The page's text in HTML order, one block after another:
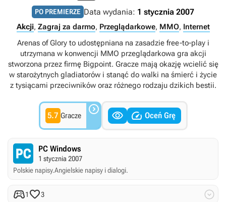
PO PREMIERZE Data wydania: 1 stycznia 2007
Akcji, Zagraj za darmo, Przeglądarkowe, MMO, Internet
Arenas of Glory to udostępniana na zasadzie free-to-play i
utrzymana w konwencji MMO przeglądarkowa gra akcji
stworzona przez firmę Bigpoint. Gracze mają okazję wcielić się
w starożytnych gladiatorów i stanąć do walki na śmierć i życie
z tysiącami przeciwników oraz różnego rodzaju dzikich bestii.
5.7 Gracze    Oceń Grę
PC Windows
1 stycznia 2007
Polskie napisy.Angielskie napisy i dialogi.
1 3 